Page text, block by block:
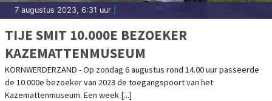
7 augustus 2023, 6:31 uur
TIJE SMIT 10.000E BEZOEKER
KAZEMATTENMUSEUM
KORNWERDERZAND - Op zondag 6 augustus rond 14.00 uur passeerde
de 10.000e bezoeker van 2023 de toegangspoort van het
Kazemattenmuseum. Een week [...]